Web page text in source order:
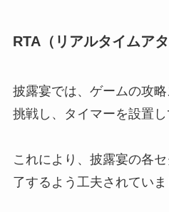
RTA（リアルタイムアタ
披露宴では、ゲームの攻
挑戦し、タイマーを設置し
これにより、披露宴の各
了するよう工夫されていま